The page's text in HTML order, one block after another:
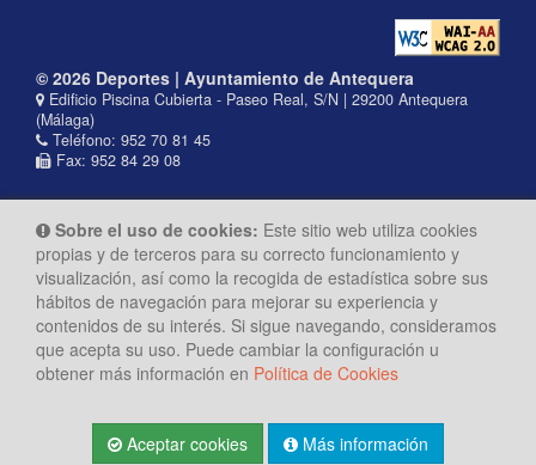
© 2026 Deportes | Ayuntamiento de Antequera
Edificio Piscina Cubierta - Paseo Real, S/N | 29200 Antequera
(Málaga)
Teléfono: 952 70 81 45
Fax: 952 84 29 08
Sobre el uso de cookies: Este sitio web utiliza cookies
propias y de terceros para su correcto funcionamiento y
visualización, así como la recogida de estadística sobre sus
hábitos de navegación para mejorar su experiencia y
contenidos de su interés. Si sigue navegando, consideramos
que acepta su uso. Puede cambiar la configuración u
obtener más información en Política de Cookies
Aceptar cookies Más información